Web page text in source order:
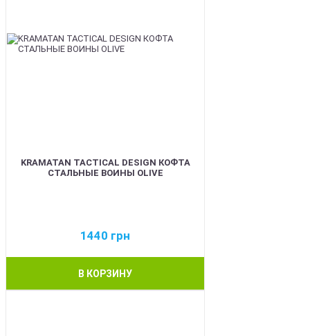
KRAMATAN TACTICAL DESIGN КОФТА
СТАЛЬНЫЕ ВОИНЫ OLIVE
1440 грн
В КОРЗИНУ